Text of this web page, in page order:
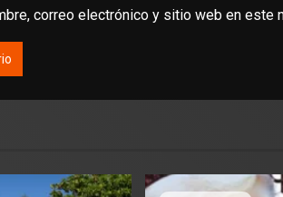
correo electrónico y sitio web en este